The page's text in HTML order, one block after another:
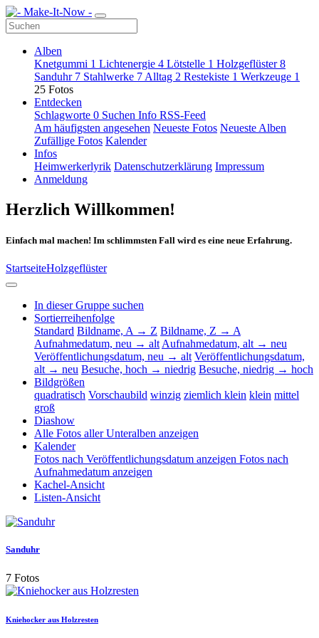
Alben
Knetgummi 1 Lichtenergie 4 Lötstelle 1 Holzgeflüster8
Sanduhr 7 Stahlwerke 7 Alltag 2 Restekiste 1 Werkzeuge 1
25 Fotos
Entdecken
Schlagworte 0 Suchen Info RSS-Feed
Am häufigsten angesehen Neueste Fotos Neueste Alben
Zufällige Fotos Kalender
Infos
Heimwerkerlyrik Datenschutzerklärung Impressum
Anmeldung
Herzlich Willkommen!
Einfach mal machen! Im schlimmsten Fall wird es eine neue Erfahrung.
StartseiteHolzgeflüster
In dieser Gruppe suchen
Sortierreihenfolge
Standard Bildname, A → Z Bildname, Z → A
Aufnahmedatum, neu → alt Aufnahmedatum, alt → neu
Veröffentlichungsdatum, neu → alt Veröffentlichungsdatum,
alt → neu Besuche, hoch → niedrig Besuche, niedrig → hoch
Bildgrößen
quadratisch Vorschaubild winzig ziemlich klein klein mittel
groß
Diashow
Alle Fotos aller Unteralben anzeigen
Kalender
Fotos nach Veröffentlichungsdatum anzeigen Fotos nach
Aufnahmedatum anzeigen
Kachel-Ansicht
Listen-Ansicht
Sanduhr
7 Fotos
Kniehocker aus Holzresten